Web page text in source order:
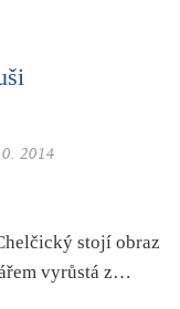
2014
stojí obraz
vyrůstá z…